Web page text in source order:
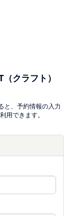
クラフト）
と、予約情報の入力
用できます。